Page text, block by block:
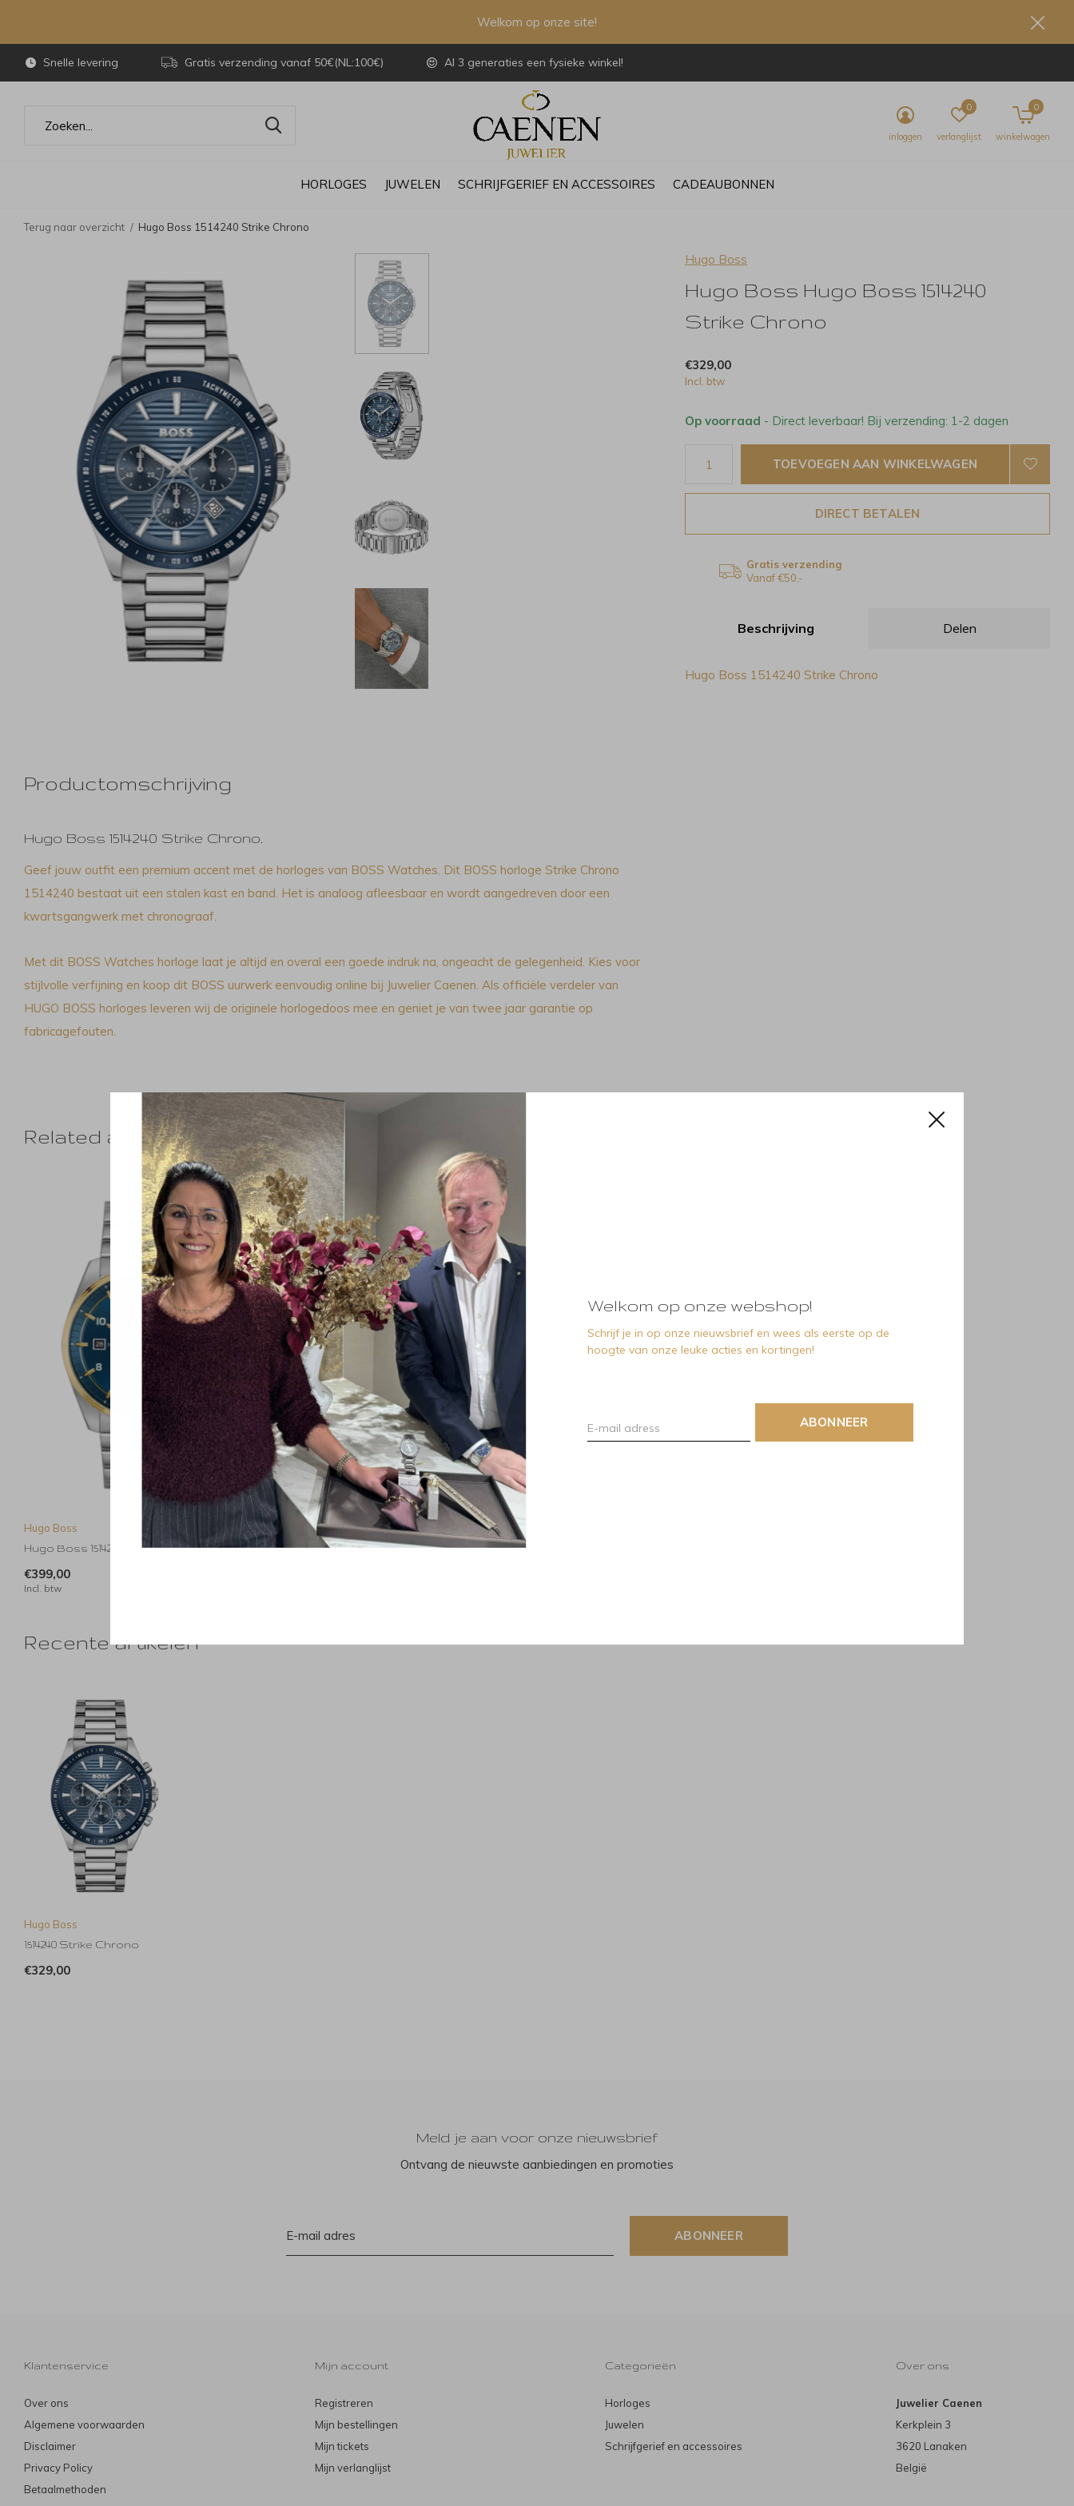
Welkom op onze webshop!
Schrijf je in op onze nieuwsbrief en wees als eerste op de
hoogte van onze leuke acties en kortingen!
ABONNEER
HORLOGES JUWELEN SCHRIJFGERIEF EN ACCESSOIRES CADEAUBONNEN
inloggen verlanglijst
0
winkelwagen
0
Snelle levering Gratis verzending vanaf 50€(NL:100€) Al 3 generaties een fysieke winkel!
Welkom op onze site!
Terug naar overzicht Hugo Boss 1514240 Strike Chrono
Hugo Boss
Hugo Boss Hugo Boss 1514240
Strike Chrono
€329,00
Incl. btw
Op voorraad - Direct leverbaar! Bij verzending: 1-2 dagen
TOEVOEGEN AAN WINKELWAGEN
DIRECT BETALEN
Gratis verzending
Vanaf €50,-
Beschrijving Delen
Hugo Boss 1514240 Strike Chrono
Productomschrijving
Hugo Boss 1514240 Strike Chrono.
Geef jouw outfit een premium accent met de horloges van BOSS Watches. Dit BOSS horloge Strike Chrono
1514240 bestaat uit een stalen kast en band. Het is analoog afleesbaar en wordt aangedreven door een
kwartsgangwerk met chronograaf.
Met dit BOSS Watches horloge laat je altijd en overal een goede indruk na, ongeacht de gelegenheid. Kies voor
stijlvolle verfijning en koop dit BOSS uurwerk eenvoudig online bij Juwelier Caenen. Als officiële verdeler van
HUGO BOSS horloges leveren wij de originele horlogedoos mee en geniet je van twee jaar garantie op
fabricagefouten.
Related articles
Hugo Boss
Hugo Boss 1514247 Skytraveller
€399,00
Incl. btw
Hugo Boss
Hugo Boss 1514173 Strike
Recente artikelen
Hugo Boss
1514240 Strike Chrono
€329,00
Meld je aan voor onze nieuwsbrief
Ontvang de nieuwste aanbiedingen en promoties
ABONNEER
Klantenservice
Over ons
Algemene voorwaarden
Disclaimer
Privacy Policy
Betaalmethoden
Mijn account
Registreren
Mijn bestellingen
Mijn tickets
Mijn verlanglijst
Categorieën
Horloges
Juwelen
Schrijfgerief en accessoires
Over ons
Juwelier Caenen
Kerkplein 3
3620 Lanaken
België